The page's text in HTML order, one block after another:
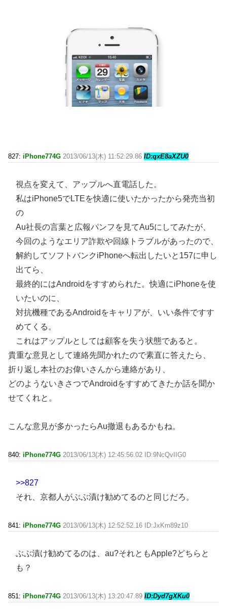
827: iPhone774G 2013/06/13(木) 11:52:29.86 ID:qxE8aXZU0
視点を変えて、アップルへ直電話した。
私はiPhone5でLTEを快適に使いたかったから発売当初
の
Au社長の言葉と広報パンフを見てAu5にしてみたが、
今回のようなエリア詐欺や回線トラブルがあったので、
解約してソフトバンクiPhoneへ転出したいと157に申し
出てら、
最終的にはAndroidをすすめられた。快適にiPhoneを使
いたいのに、
対抗機種であるAndroidをキャリアが、いい条件ですす
めてくる。
これはアップルとしては顧客を失う状態であると。
貴重な意見として連絡先聞かれたので素直に答えたら、
折り返し本社のお偉いさんから連絡があり、
どのようないきさつでAndroidをすすめてきたか話を聞か
せてくれと。
こんな意見が多かったらAu撤退もあるかもね。
840: iPhone774G 2013/06/13(木) 12:45:56.02 ID:9NcQvIIG0
>>827
それ、京都人がぶぶ漬け勧めてるのと同じだろ。
841: iPhone774G 2013/06/13(木) 12:52:52.16 ID:JxKm89z10
ぶぶ漬け勧めてるのは、au?それともApple?どちらと
も？
851: iPhone774G 2013/06/13(木) 13:20:47.89 ID:Dyd7gXKu0